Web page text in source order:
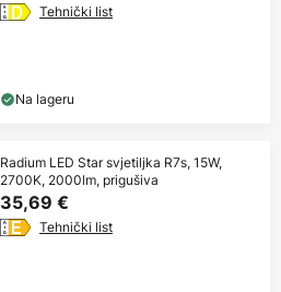
Tehnički list
Na lageru
Radium LED Star svjetiljka R7s, 15W,
2700K, 2000lm, prigušiva
35,69 €
Tehnički list